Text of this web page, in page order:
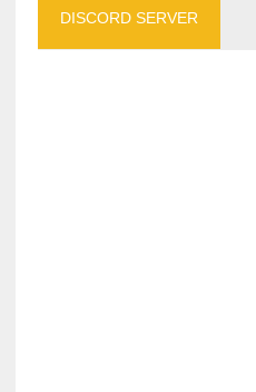
DISCORD SERVER